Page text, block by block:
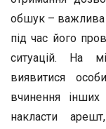
обшук – важлива
під час його
ситуацій. На
виявитися
вчинення
накласти